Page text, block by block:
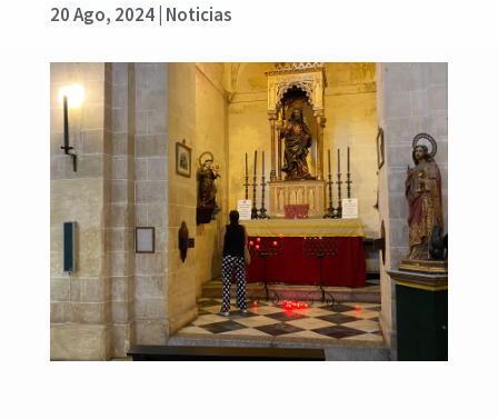
20 Ago, 2024| Noticias